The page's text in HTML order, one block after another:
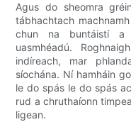
Agus do sheomra
tábhachtach
chun na buntáistí a
uasmhéadú.
indíreach, mar
síochána. Ní hamháin
le do spás le do spás
rud a chruthaíonn
ligean.